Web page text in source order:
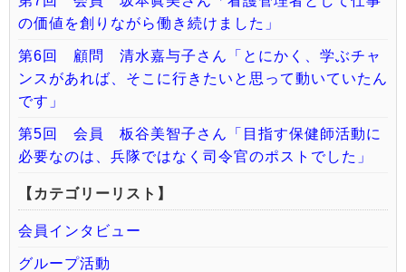
の価値を創りながら働き続けました」
第6回 顧問 清水嘉与子さん「とにかく、学ぶチャ
ンスがあれば、そこに行きたいと思って動いていたん
です」
第5回 会員 板谷美智子さん「目指す保健師活動に
必要なのは、兵隊ではなく司令官のポストでした」
【カテゴリーリスト】
会員インタビュー
グループ活動